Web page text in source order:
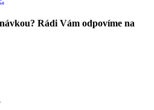
Rádi Vám odpovíme na